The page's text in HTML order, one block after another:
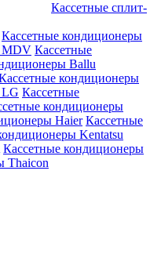
Кассетные сплит-
Кассетные кондиционеры
MDV Кассетные
Ballu
кондиционеры
LG Кассетные
кондиционеры
Haier Кассетные
Kentatsu
Кассетные кондиционеры
Thaicon